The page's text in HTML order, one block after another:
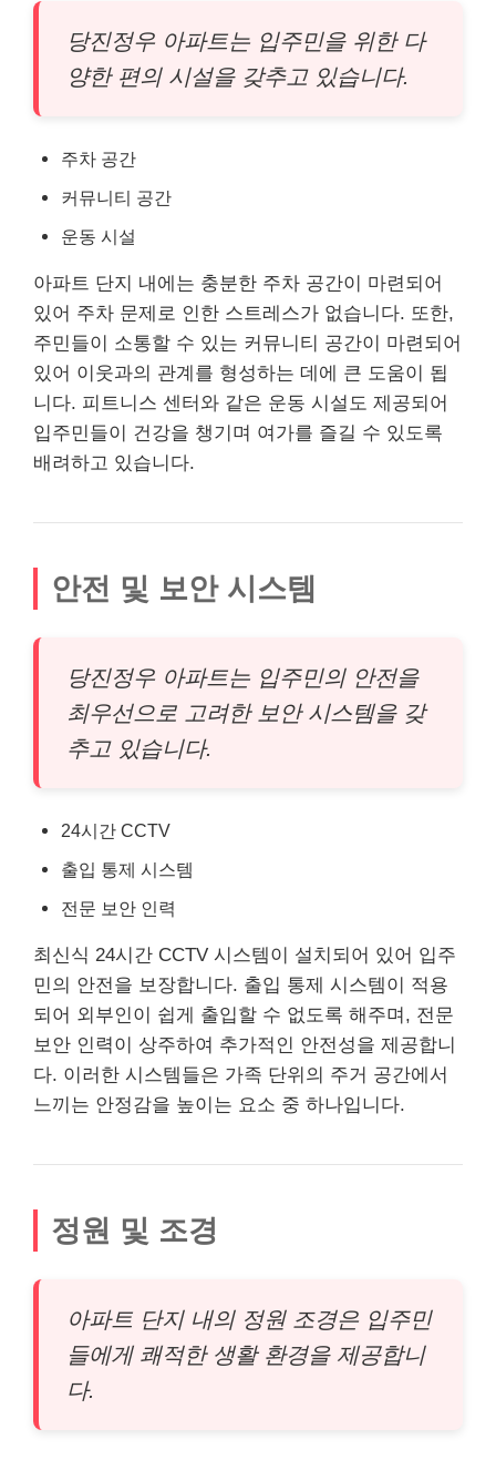
당진정우 아파트는 입주민을 위한 다
양한 편의 시설을 갖추고 있습니다.
주차 공간
커뮤니티 공간
운동 시설
아파트 단지 내에는 충분한 주차 공간이 마련되어
있어 주차 문제로 인한 스트레스가 없습니다. 또한,
주민들이 소통할 수 있는 커뮤니티 공간이 마련되어
있어 이웃과의 관계를 형성하는 데에 큰 도움이 됩
니다. 피트니스 센터와 같은 운동 시설도 제공되어
입주민들이 건강을 챙기며 여가를 즐길 수 있도록
배려하고 있습니다.
안전 및 보안 시스템
당진정우 아파트는 입주민의 안전을
최우선으로 고려한 보안 시스템을 갖
추고 있습니다.
24시간 CCTV
출입 통제 시스템
전문 보안 인력
최신식 24시간 CCTV 시스템이 설치되어 있어 입주
민의 안전을 보장합니다. 출입 통제 시스템이 적용
되어 외부인이 쉽게 출입할 수 없도록 해주며, 전문
보안 인력이 상주하여 추가적인 안전성을 제공합니
다. 이러한 시스템들은 가족 단위의 주거 공간에서
느끼는 안정감을 높이는 요소 중 하나입니다.
정원 및 조경
아파트 단지 내의 정원 조경은 입주민
들에게 쾌적한 생활 환경을 제공합니
다.